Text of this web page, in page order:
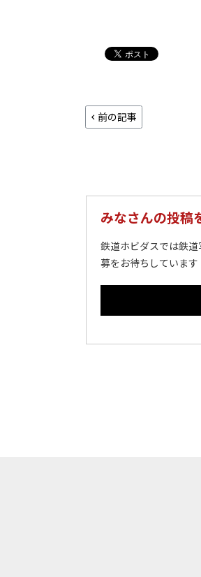
前の記事
みなさんの投稿
鉄道ホビダスでは鉄
募をお待ちしています